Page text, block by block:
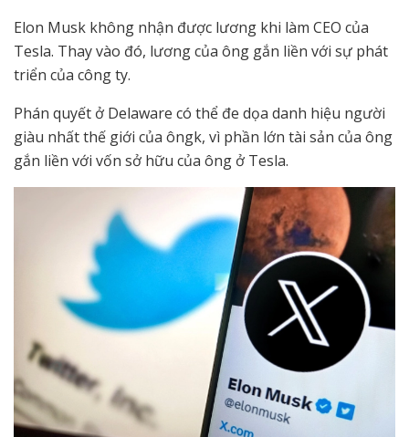
Elon Musk không nhận được lương khi làm CEO của
Tesla. Thay vào đó, lương của ông gắn liền với sự phát
triển của công ty.
Phán quyết ở Delaware có thể đe dọa danh hiệu người
giàu nhất thế giới của ôngk, vì phần lớn tài sản của ông
gắn liền với vốn sở hữu của ông ở Tesla.